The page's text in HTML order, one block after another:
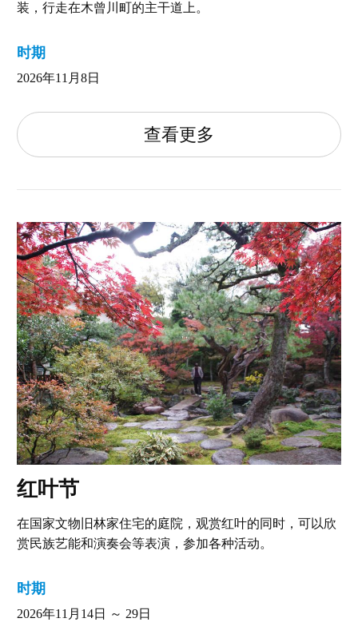
装，行走在木曾川町的主干道上。
时期
2026年11月8日
查看更多
红叶节
在国家文物旧林家住宅的庭院，观赏红叶的同时，可以欣
赏民族艺能和演奏会等表演，参加各种活动。
时期
2026年11月14日 ～ 29日